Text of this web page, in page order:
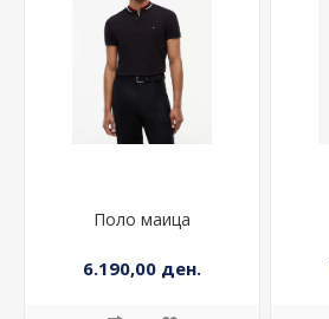
Поло маица
6.190,00 ден.